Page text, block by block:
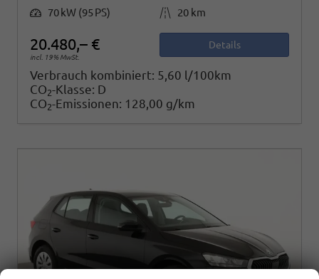
Leistung 70 kW (95 PS) Kilometerstand 20 km
20.480,– €
incl. 19% MwSt.
Details
Verbrauch kombiniert: 5,60 l/100km
CO2-Klasse: D
CO2-Emissionen: 128,00 g/km